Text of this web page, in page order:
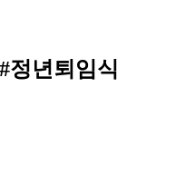
#정년퇴임식